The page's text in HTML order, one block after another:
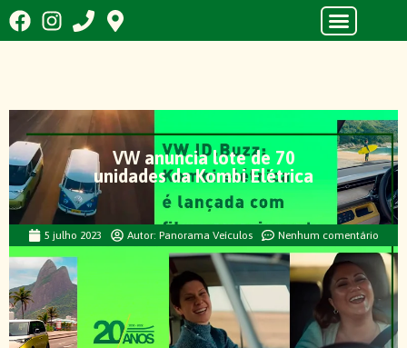
VW anuncia lote de 70
unidades da Kombi Elétrica
5 julho 2023 Autor: Panorama Veículos Nenhum comentário